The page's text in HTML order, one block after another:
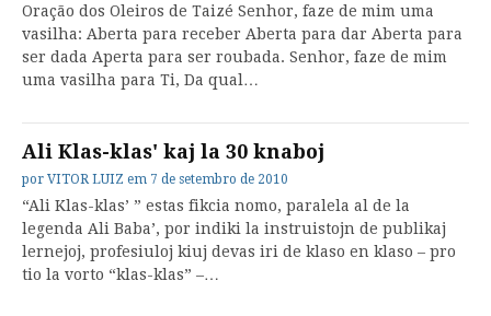
Oração dos Oleiros de Taizé Senhor, faze de mim uma
vasilha: Aberta para receber Aberta para dar Aberta para
ser dada Aperta para ser roubada. Senhor, faze de mim
uma vasilha para Ti, Da qual…
Ali Klas-klas' kaj la 30 knaboj
por VITOR LUIZ em 7 de setembro de 2010
“Ali Klas-klas’ ” estas fikcia nomo, paralela al de la
legenda Ali Baba’, por indiki la instruistojn de publikaj
lernejoj, profesiuloj kiuj devas iri de klaso en klaso – pro
tio la vorto “klas-klas” –…